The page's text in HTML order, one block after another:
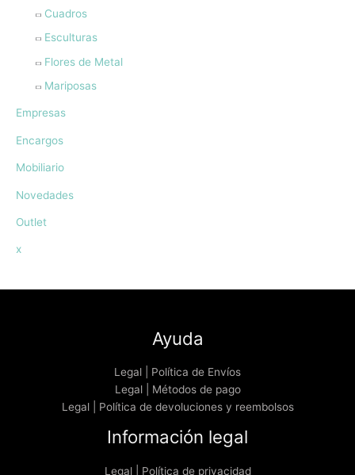
Cuadros
Esculturas
Flores de Metal
Mariposas
Empresas
Encargos
Mobiliario
Novedades
Outlet
x
Ayuda
Legal | Política de Envíos
Legal | Métodos de pago
Legal | Política de devoluciones y reembolsos
Información legal
Legal | Política de privacidad